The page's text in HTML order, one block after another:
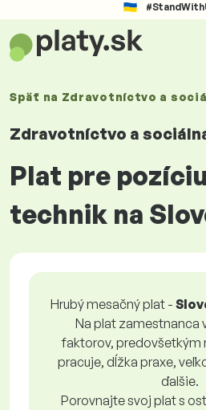
Späť na Zdravotníctvo a
Zdravotníctvo a
Plat pre
technik na
Hrubý mesačný plat -
Na plat zamestnanca
faktorov, predovšetkým
pracuje, dĺžka praxe,
ďalšie.
Porovnajte svoj plat s